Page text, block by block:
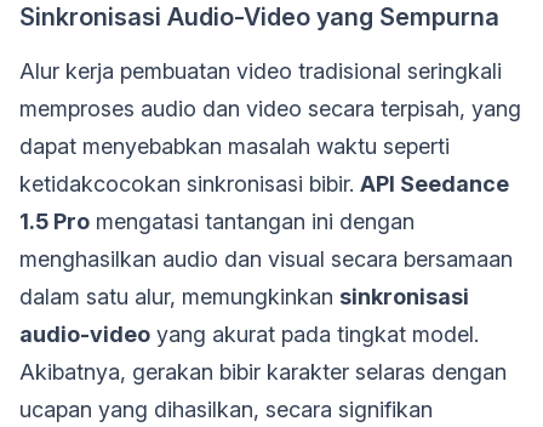
Sinkronisasi Audio-Video yang Sempurna
Alur kerja pembuatan video tradisional seringkali
memproses audio dan video secara terpisah, yang
dapat menyebabkan masalah waktu seperti
ketidakcocokan sinkronisasi bibir. API Seedance
1.5 Pro mengatasi tantangan ini dengan
menghasilkan audio dan visual secara bersamaan
dalam satu alur, memungkinkan sinkronisasi
audio-video yang akurat pada tingkat model.
Akibatnya, gerakan bibir karakter selaras dengan
ucapan yang dihasilkan, secara signifikan